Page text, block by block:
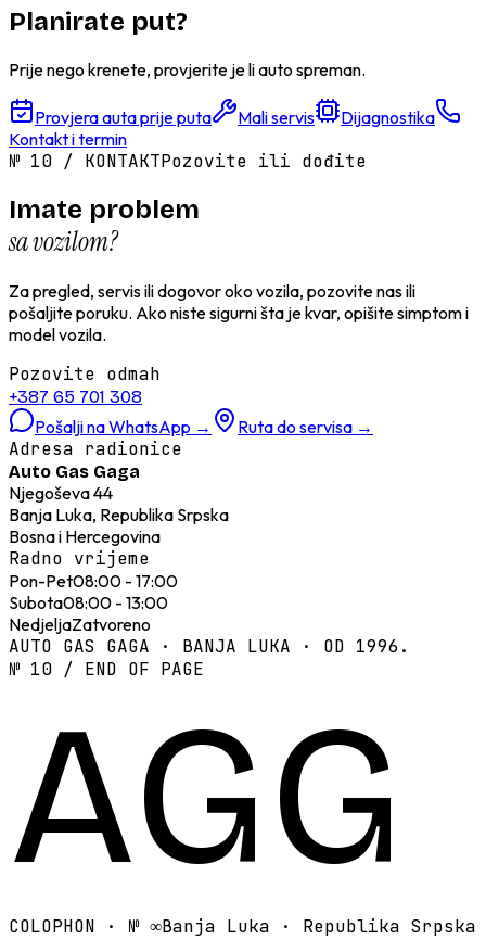
Planirate put?
Prije nego krenete, provjerite je li auto spreman.
Provjera auta prije puta Mali servis
Dijagnostika
Kontakt i termin
№ 10 / KONTAKTPozovite ili dođite
Imate problem
sa vozilom?
Za pregled, servis ili dogovor oko vozila, pozovite nas ili
pošaljite poruku. Ako niste sigurni šta je kvar, opišite simptom i
model vozila.
Pozovite odmah
+387 65 701 308
Pošalji na WhatsApp → Ruta do servisa →
Adresa radionice
Auto Gas Gaga
Njegoševa 44
Banja Luka, Republika Srpska
Bosna i Hercegovina
Radno vrijeme
Pon-Pet08:00 - 17:00
Subota08:00 - 13:00
NedjeljaZatvoreno
AUTO GAS GAGA · BANJA LUKA · OD 1996.
№ 10 / END OF PAGE
AGG
COLOPHON · № ∞Banja Luka · Republika Srpska